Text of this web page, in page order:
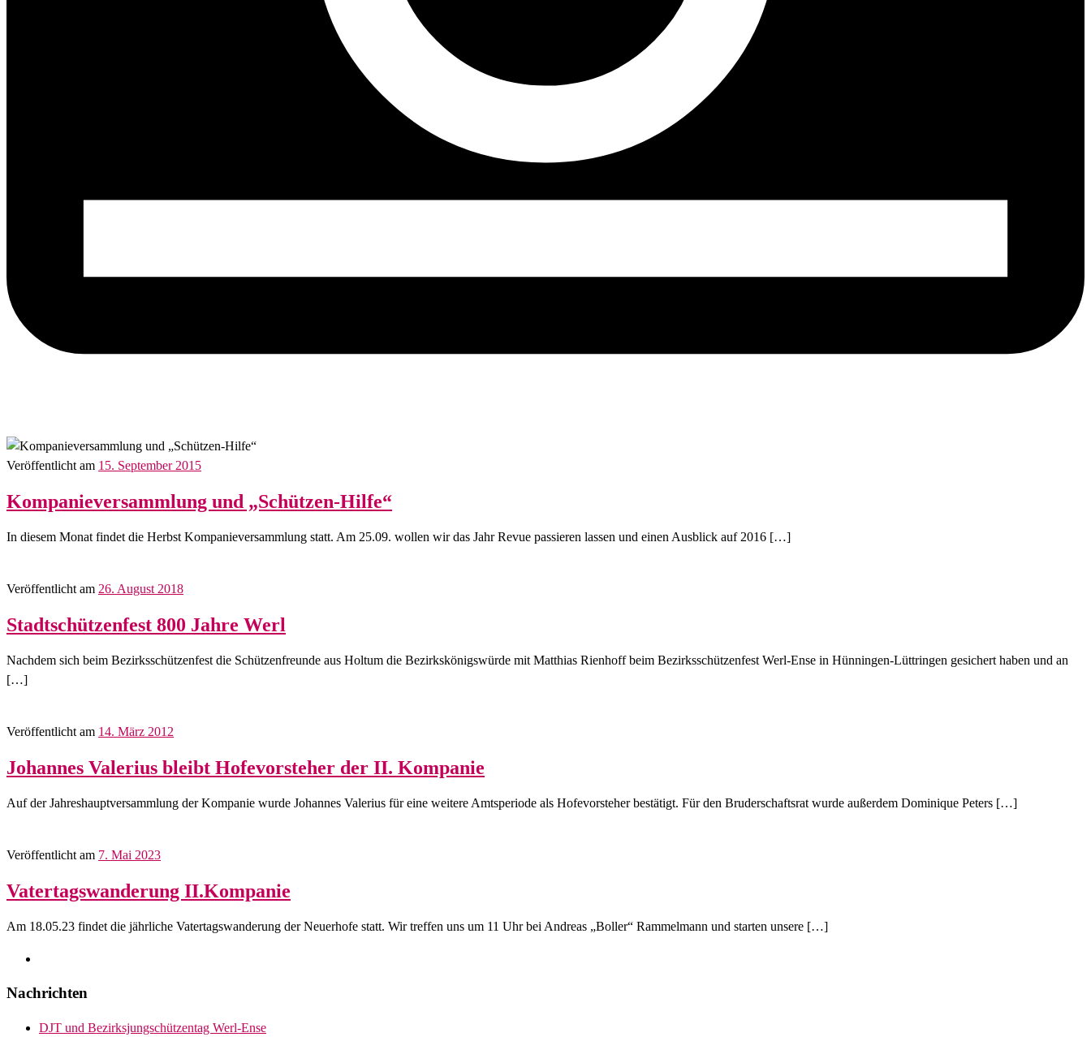
Veröffentlicht am 15. September 2015
Kompanieversammlung und „Schützen-Hilfe“
In diesem Monat findet die Herbst Kompanieversammlung statt. Am 25.09. wollen wir das Jahr Revue passieren lassen und einen Ausblick auf 2016 […]
Veröffentlicht am 26. August 2018
Stadtschützenfest 800 Jahre Werl
Nachdem sich beim Bezirksschützenfest die Schützenfreunde aus Holtum die Bezirkskönigswürde mit Matthias Rienhoff beim Bezirksschützenfest Werl-Ense in Hünningen-Lüttringen gesichert haben und an
[…]
Veröffentlicht am 14. März 2012
Johannes Valerius bleibt Hofevorsteher der II. Kompanie
Auf der Jahreshauptversammlung der Kompanie wurde Johannes Valerius für eine weitere Amtsperiode als Hofevorsteher bestätigt. Für den Bruderschaftsrat wurde außerdem Dominique Peters […]
Veröffentlicht am 7. Mai 2023
Vatertagswanderung II.Kompanie
Am 18.05.23 findet die jährliche Vatertagswanderung der Neuerhofe statt. Wir treffen uns um 11 Uhr bei Andreas „Boller“ Rammelmann und starten unsere […]
Nachrichten
DJT und Bezirksjungschützentag Werl-Ense